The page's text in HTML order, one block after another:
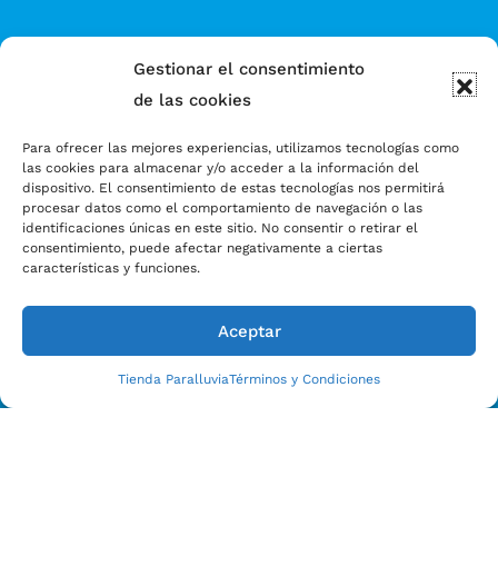
Gestionar el consentimiento
de las cookies
Para ofrecer las mejores experiencias, utilizamos tecnologías como
las cookies para almacenar y/o acceder a la información del
dispositivo. El consentimiento de estas tecnologías nos permitirá
procesar datos como el comportamiento de navegación o las
identificaciones únicas en este sitio. No consentir o retirar el
consentimiento, puede afectar negativamente a ciertas
características y funciones.
Aceptar
Tienda ParalluviaTérminos y Condiciones
Estamos Para Ayudarle
CONTACTO CON NOSOTROS HOY